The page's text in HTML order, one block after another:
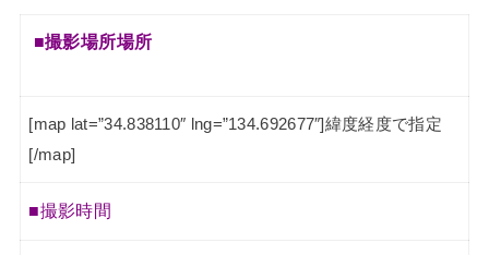
■撮影場所場所
[map lat=”34.838110″ lng=”134.692677″]緯度経度で指定
[/map]
■撮影時間